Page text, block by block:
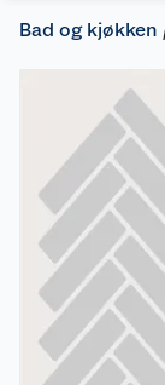
Bad og kjøkken